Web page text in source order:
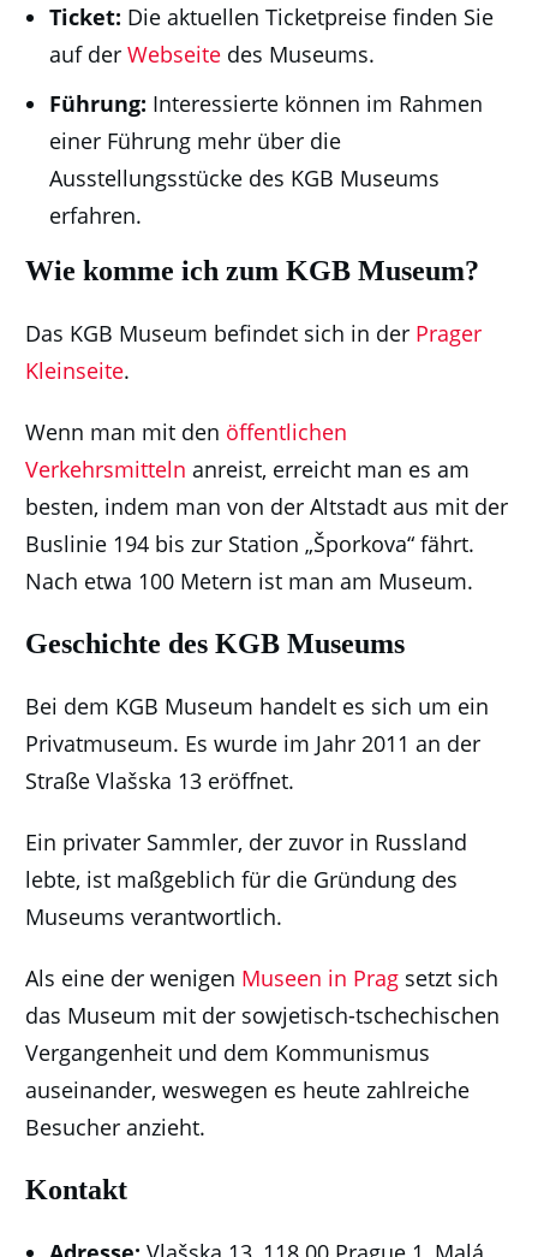
Ticket: Die aktuellen Ticketpreise finden Sie
auf der Webseite des Museums.
Führung: Interessierte können im Rahmen
einer Führung mehr über die
Ausstellungsstücke des KGB Museums
erfahren.
Wie komme ich zum KGB Museum?
Das KGB Museum befindet sich in der Prager
Kleinseite.
Wenn man mit den öffentlichen
Verkehrsmitteln anreist, erreicht man es am
besten, indem man von der Altstadt aus mit der
Buslinie 194 bis zur Station „Šporkova“ fährt.
Nach etwa 100 Metern ist man am Museum.
Geschichte des KGB Museums
Bei dem KGB Museum handelt es sich um ein
Privatmuseum. Es wurde im Jahr 2011 an der
Straße Vlašska 13 eröffnet.
Ein privater Sammler, der zuvor in Russland
lebte, ist maßgeblich für die Gründung des
Museums verantwortlich.
Als eine der wenigen Museen in Prag setzt sich
das Museum mit der sowjetisch-tschechischen
Vergangenheit und dem Kommunismus
auseinander, weswegen es heute zahlreiche
Besucher anzieht.
Kontakt